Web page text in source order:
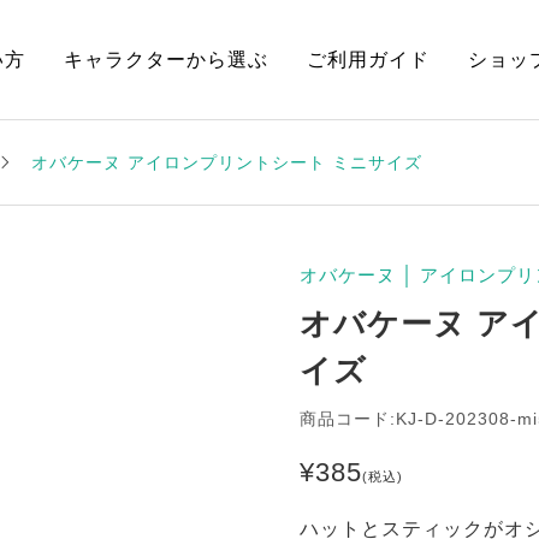
方 キャラクターから選ぶ ご利用ガイド ショッ
オバケーヌ アイロンプリントシート ミニサイズ
オバケーヌ アイロンプ
オバケーヌ ア
イズ
商品コード:KJ-D-202308-
¥385(税込)
ハットとスティックがオ